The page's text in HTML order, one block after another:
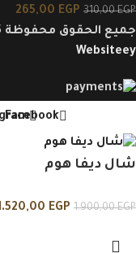
310,00EGP
265,00 EGP
جميع الحقوق محفوظة CarpetLand 2025 تصميم وتطوير
Websiteey
Facebook
شال ديفا هوم
1.900,00EGP
EGP